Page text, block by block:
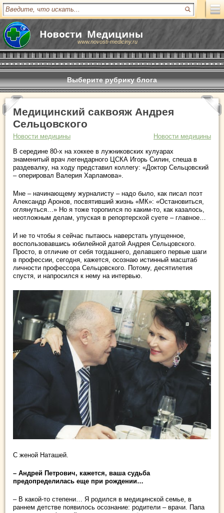
www.novosti-mediciny.ru
Выберите рубрику блога
Медицинский саквояж Андрея
Сельцовского
Новости медицины
Новости медицины
В середине 80-х на хоккее в лужниковских кулуарах
знаменитый врач легендарного ЦСКА Игорь Силин, спеша в
раздевалку, на ходу представил коллегу: «Доктор Сельцовский
– оперировал Валерия Харламова».
Мне – начинающему журналисту – надо было, как писал поэт
Александр Аронов, посвятивший жизнь «МК»: «Остановиться,
оглянуться…» Но я тоже торопился по каким-то, как казалось,
неотложным делам, упуская в репортерской суете – главное…
И не то чтобы я сейчас пытаюсь наверстать упущенное,
воспользовавшись юбилейной датой Андрея Сельцовского.
Просто, в отличие от себя тогдашнего, делавшего первые шаги
в профессии, сегодня, кажется, осознаю истинный масштаб
личности профессора Сельцовского. Потому, десятилетия
спустя, и напросился к нему на интервью.
С женой Наташей.
– Андрей Петрович, кажется, ваша судьба
предопределилась еще при рождении…
– В какой-то степени… Я родился в медицинской семье, в
раннем детстве появилось осознание: родители – врачи. Папа